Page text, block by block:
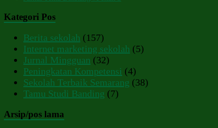
Kategori Pos
Berita sekolah (157)
Internet marketing sekolah (5)
Jurnal Mingguan (32)
Peningkatan Kompetensi (4)
Sekolah Terbaik Semarang (38)
Tamu Studi Banding (7)
Arsip/pos lama